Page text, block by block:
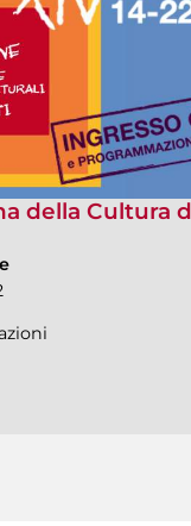
della Cultura